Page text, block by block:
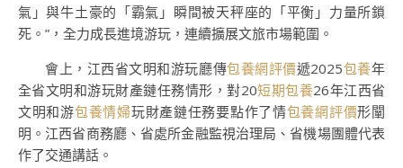
氣」與牛土豪的「霸氣」瞬間被天秤座的「平衡」力量所鎖
死。”，全力成長進境游玩，連續擴展文旅市場範圍。
會上，江西省文明和游玩廳傳包養網評價遞2025包養年
全省文明和游玩財產鏈任務情形，對20短期包養26年江西省
文明和游包養情婦玩財產鏈任務要點作了情包養網評價形闡
明。江西省商務廳、省處所金融監視治理局、省機場團體代表
作了交通講話。